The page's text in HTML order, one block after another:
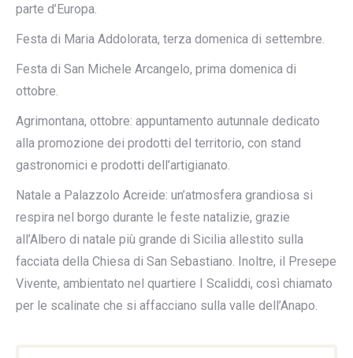
parte d’Europa.
Festa di Maria Addolorata, terza domenica di settembre.
Festa di San Michele Arcangelo, prima domenica di
ottobre.
Agrimontana, ottobre: appuntamento autunnale dedicato
alla promozione dei prodotti del territorio, con stand
gastronomici e prodotti dell’artigianato.
Natale a Palazzolo Acreide: un’atmosfera grandiosa si
respira nel borgo durante le feste natalizie, grazie
all’Albero di natale più grande di Sicilia allestito sulla
facciata della Chiesa di San Sebastiano. Inoltre, il Presepe
Vivente, ambientato nel quartiere I Scaliddi, così chiamato
per le scalinate che si affacciano sulla valle dell’Anapo.